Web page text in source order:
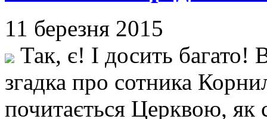
11 березня 2015
Так, є! І досить багато!
згадка про сотника
почитається Церквою, як